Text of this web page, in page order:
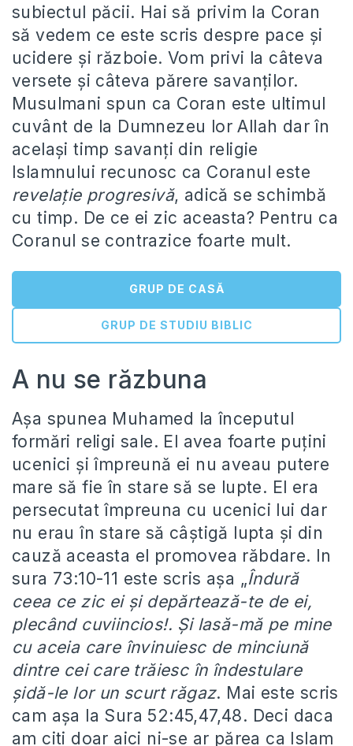
subiectul păcii. Hai să privim la Coran
să vedem ce este scris despre pace şi
ucidere şi războie. Vom privi la câteva
versete şi câteva părere savanţilor.
Musulmani spun ca Coran este ultimul
cuvânt de la Dumnezeu lor Allah dar în
acelaşi timp savanţi din religie
Islamnului recunosc ca Coranul este
revelaţie progresivă, adică se schimbă
cu timp. De ce ei zic aceasta? Pentru ca
Coranul se contrazice foarte mult.
GRUP DE CASĂ
GRUP DE STUDIU BIBLIC
A nu se răzbuna
Aşa spunea Muhamed la începutul
formări religi sale. El avea foarte puţini
ucenici şi împreună ei nu aveau putere
mare să fie în stare să se lupte. El era
persecutat împreuna cu ucenici lui dar
nu erau în stare să câştigă lupta şi din
cauză aceasta el promovea răbdare. In
sura 73:10-11 este scris aşa „Îndură
ceea ce zic ei şi depărtează-te de ei,
plecând cuviincios!. Şi lasă-mă pe mine
cu aceia care învinuiesc de minciună
dintre cei care trăiesc în îndestulare
şidă-le lor un scurt răgaz. Mai este scris
cam aşa la Sura 52:45,47,48. Deci daca
am citi doar aici ni-se ar părea ca Islam